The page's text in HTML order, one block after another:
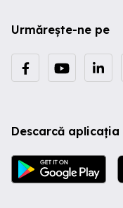
Urmărește-ne pe
Descarcă aplicația